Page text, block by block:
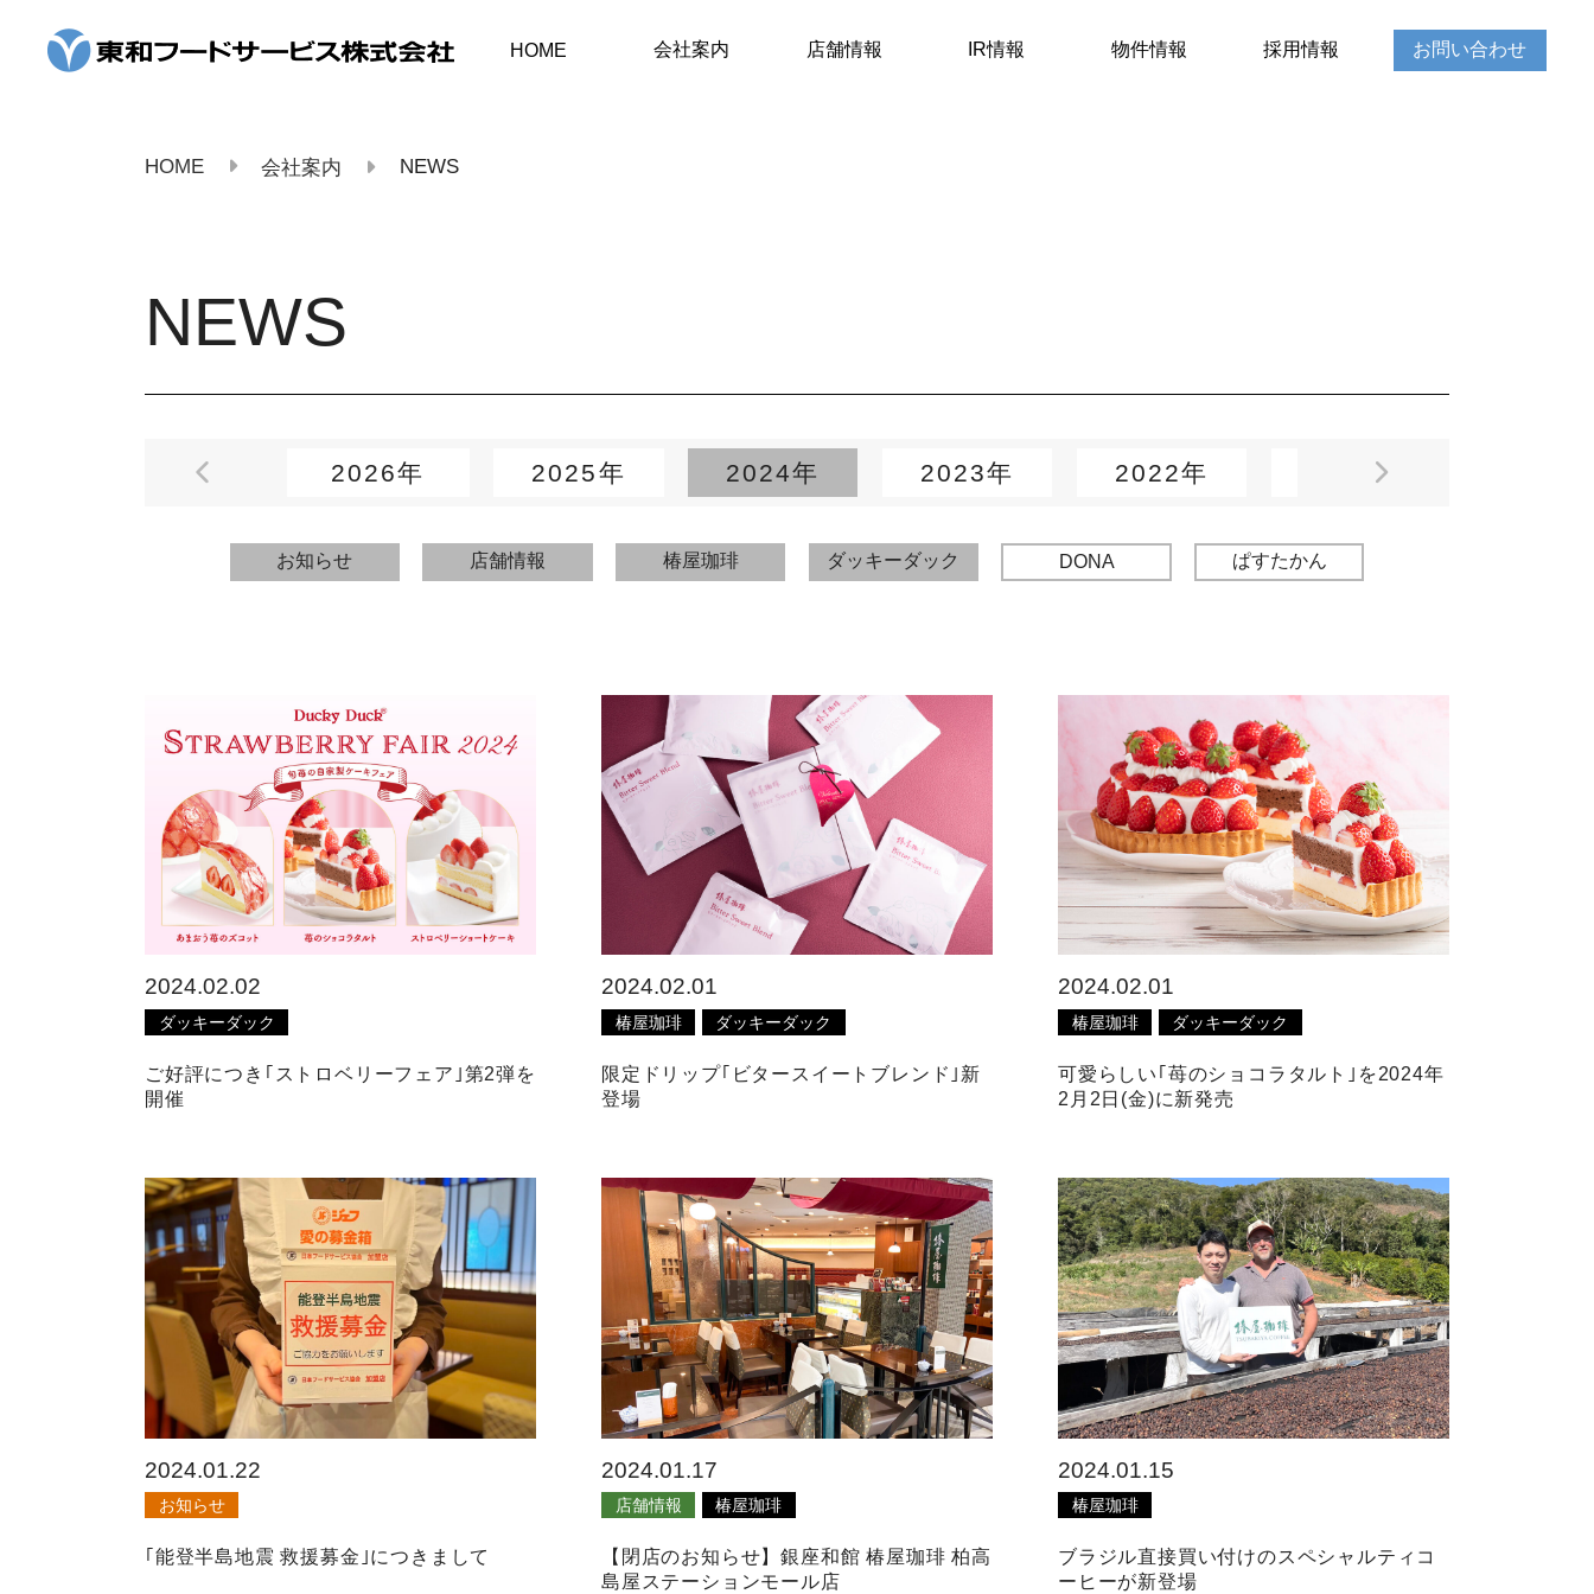
HOME 会社案内 店舗情報 IR情報 物件情報 採用情報 お問い合わせ
HOME 会社案内 NEWS
NEWS
2026年 2025年 2024年 2023年 2022年 2021年
お知らせ 店舗情報 椿屋珈琲 ダッキーダック DONA ぱすたかん
2024.02.02
ダッキーダック
ご好評につき｢ストロベリーフェア｣第2弾を
開催
2024.02.01
椿屋珈琲 ダッキーダック
限定ドリップ｢ビタースイートブレンド｣新
登場
2024.02.01
椿屋珈琲 ダッキーダック
可愛らしい｢苺のショコラタルト｣を2024年
2月2日(金)に新発売
2024.01.22
お知らせ
｢能登半島地震 救援募金｣につきまして
2024.01.17
店舗情報 椿屋珈琲
【閉店のお知らせ】銀座和館 椿屋珈琲 柏高
島屋ステーションモール店
2024.01.15
椿屋珈琲
ブラジル直接買い付けのスペシャルティコ
ーヒーが新登場